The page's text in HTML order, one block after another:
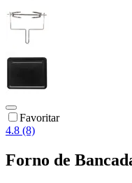
Favoritar
4.8 (8)
Forno de